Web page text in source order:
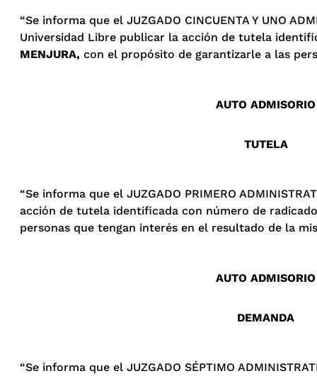
“Se informa que el JUZGADO CINCUENTA Y UNO
Universidad Libre publicar la acción de tutela
MENJURA, con el propósito de garantizarle a las
AUTO ADMISORIO
TUTELA
“Se informa que el JUZGADO PRIMERO
acción de tutela identificada con número de
personas que tengan interés en el resultado de la
AUTO ADMISORIO
DEMANDA
“Se informa que el JUZGADO SÉPTIMO